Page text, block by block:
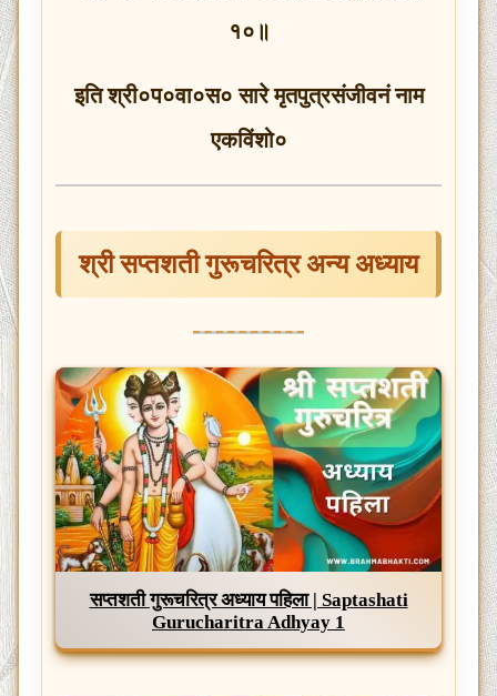
१०॥
इति श्री०प०वा०स० सारे मृतपुत्रसंजीवनं नाम
एकविंशो०
श्री सप्तशती गुरूचरित्र अन्य अध्याय
सप्तशती गुरूचरित्र अध्याय पहिला | Saptashati
Gurucharitra Adhyay 1